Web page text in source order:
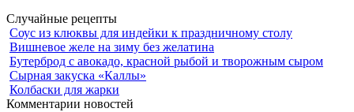
Случайные рецепты
Соус из клюквы для индейки к праздничному столу
Вишневое желе на зиму без желатина
Бутерброд с авокадо, красной рыбой и творожным сыром
Сырная закуска «Каллы»
Колбаски для жарки
Комментарии новостей